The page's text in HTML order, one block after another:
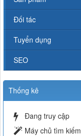
Đối tác
Tuyển dụng
SEO
Thống kê
Đang truy cập
Máy chủ tìm kiếm